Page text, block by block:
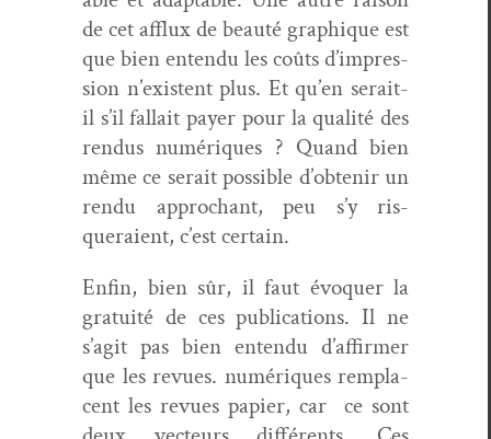
de cet afflux de beauté graphique est
que bien enten­du les coûts d’im­pres­
sion n’ex­is­tent plus. Et qu’en serait-
il s’il fal­lait pay­er pour la qual­ité des
ren­dus numériques ? Quand bien
même ce serait pos­si­ble d’obtenir un
ren­du approchant, peu s’y ris­
queraient, c’est certain.
Enfin, bien sûr, il faut évo­quer la
gra­tu­ité de ces pub­li­ca­tions. Il ne
s’ag­it pas bien enten­du d’af­firmer
que les revues. numériques rem­pla­
cent les revues papi­er, car ce sont